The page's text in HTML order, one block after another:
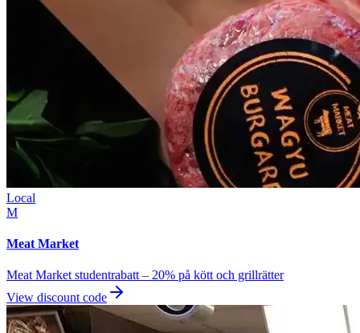
Local
M
Meat Market
Meat Market studentrabatt – 20% på kött och grillrätter
View discount code